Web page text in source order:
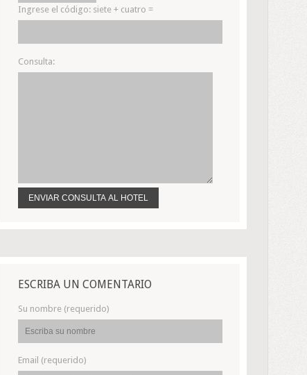
Ingrese el código: siete + cuatro =
Consulta:
ESCRIBA UN COMENTARIO
Su nombre (requerido)
Email (requerido)